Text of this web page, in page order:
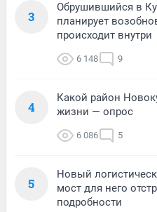
3
Обрушившийся в
планирует
происходит внутри
6 148 9
4
Какой район
жизни — опрос
6 086 5
5
Новый
мост для него
подробности